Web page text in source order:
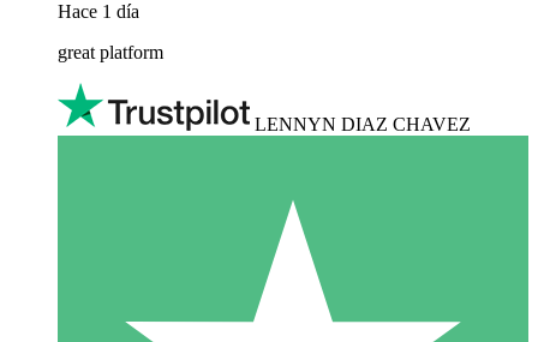
Hace 1 día
great platform
LENNYN DIAZ CHAVEZ